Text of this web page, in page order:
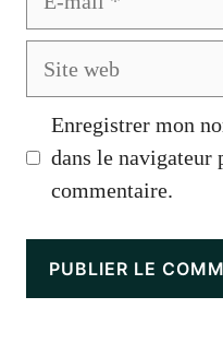
Enregistrer mon
dans le navigateur
commentaire.